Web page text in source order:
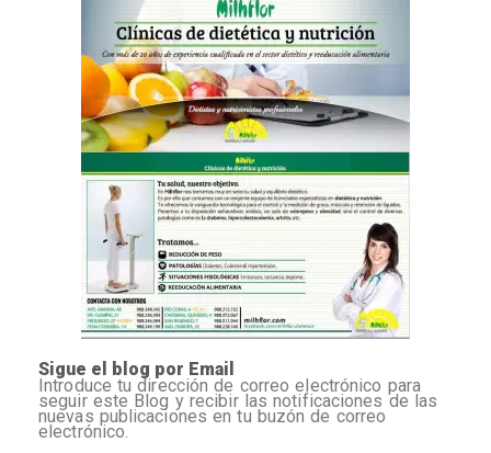
Sigue el blog por Email
Introduce tu dirección de correo electrónico para
seguir este Blog y recibir las notificaciones de las
nuevas publicaciones en tu buzón de correo
electrónico.